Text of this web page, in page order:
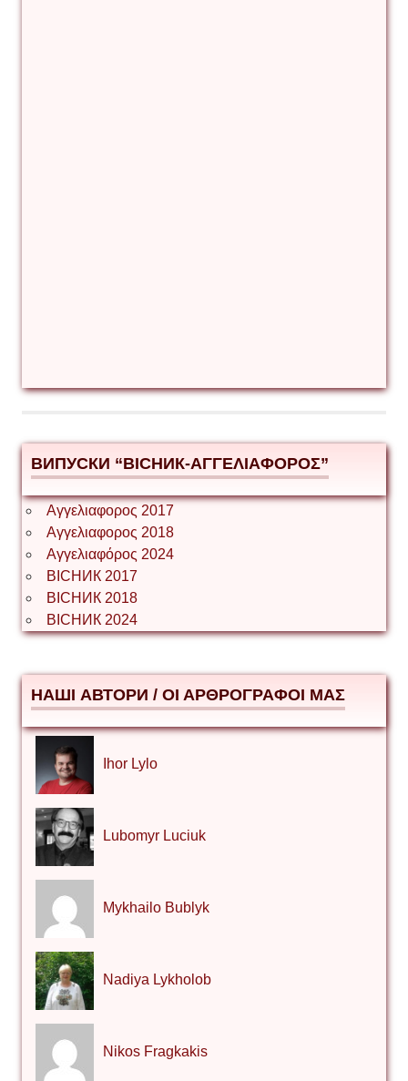
ВИПУСКИ “ВІСНИК-ΑΓΓΕΛΙΑΦΟΡΟΣ”
Αγγελιαφορος 2017
Αγγελιαφορος 2018
Αγγελιαφόρος 2024
ВІСНИК 2017
ВІСНИК 2018
ВІСНИК 2024
НАШІ АВТОРИ / ΟΙ ΑΡΘΡΟΓΡΑΦΟΙ ΜΑΣ
Ihor Lylo
Lubomyr Luciuk
Mykhailo Bublyk
Nadiya Lykholob
Nikos Fragkakis